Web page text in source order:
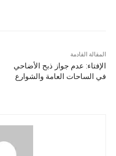
المقالة القادمة
الإفتاء: عدم جواز ذبح الأضاحي
في الساحات العامة والشوارع